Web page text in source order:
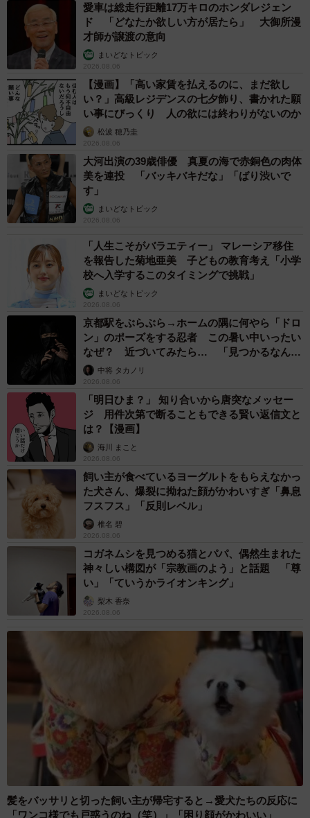
愛車は総走行距離17万キロのホンダレジェン
ド 「どなたか欲しい方が居たら」 大御所漫
才師が譲渡の意向
まいどなトピック
2026.08.06
【漫画】「高い家賃を払えるのに、まだ欲し
い？」高級レジデンスの七夕飾り、書かれた願
い事にびっくり 人の欲には終わりがないのか
松波 穂乃圭
2026.08.06
大河出演の39歳俳優 真夏の海で赤銅色の肉体
美を連投 「バッキバキだな」「ばり渋いで
す」
まいどなトピック
2026.08.06
「人生こそがバラエティー」 マレーシア移住
を報告した菊地亜美 子どもの教育考え「小学
校へ入学するこのタイミングで挑戦」
まいどなトピック
2026.08.06
京都駅をぶらぶら→ホームの隅に何やら「ドロ
ン」のポーズをする忍者 この暑い中いったい
なぜ？ 近づいてみたら… 「見つかるなんて
未熟」中将 タカノリ
2026.08.06
「明日ひま？」 知り合いから唐突なメッセー
ジ 用件次第で断ることもできる賢い返信文と
は？【漫画】
海川 まこと
2026.08.06
飼い主が食べているヨーグルトをもらえなかっ
た犬さん、爆裂に拗ねた顔がかわいすぎ「鼻息
フスフス」「反則レベル」
椎名 碧
2026.08.06
コガネムシを見つめる猫とパパ、偶然生まれた
神々しい構図が「宗教画のよう」と話題 「尊
い」「ていうかライオンキング」
梨木 香奈
2026.08.06
髪をバッサリと切った飼い主が帰宅すると→愛犬たちの反応に
「ワンコ様でも戸惑うのね（笑）」「困り顔がかわいい」